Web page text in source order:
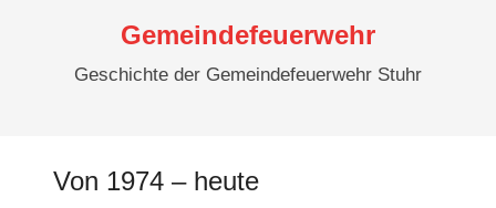
Gemeindefeuerwehr
Geschichte der Gemeindefeuerwehr Stuhr
Von 1974 – heute